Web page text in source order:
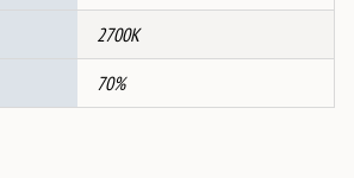
2700K
70%